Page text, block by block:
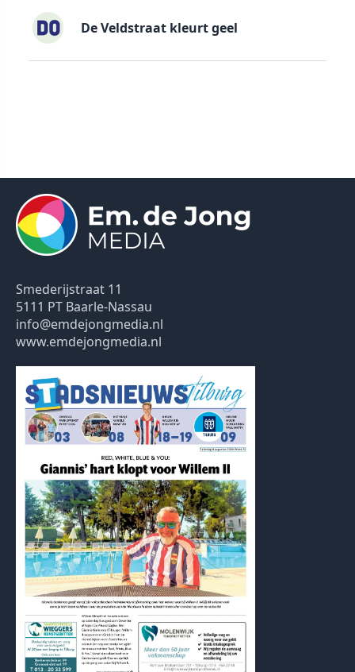
De Veldstraat kleurt geel
Smederijstraat 11
5111 PT Baarle-Nassau
info@emdejongmedia.nl
www.emdejongmedia.nl